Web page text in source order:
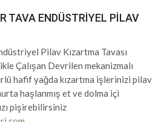
TAVA ENDÜSTRIYEL PILAV
Pilav Kızartma Tavası
Çalışan Devrilen mekanizmalı
hafif yağda kızartma işlerinizi pilav
haşlanmış et ve dolma içi
pişirebilirsiniz